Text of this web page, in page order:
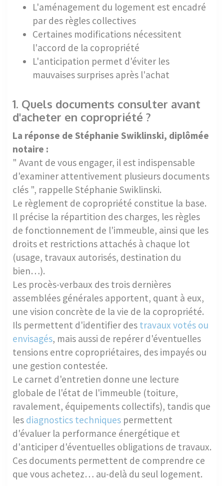
L'aménagement du logement est encadré
par des règles collectives
Certaines modifications nécessitent
l'accord de la copropriété
L'anticipation permet d'éviter les
mauvaises surprises après l'achat
1. Quels documents consulter avant
d'acheter en copropriété ?
La réponse de Stéphanie Swiklinski, diplômée
notaire :
" Avant de vous engager, il est indispensable
d'examiner attentivement plusieurs documents
clés ", rappelle Stéphanie Swiklinski.
Le règlement de copropriété constitue la base.
Il précise la répartition des charges, les règles
de fonctionnement de l'immeuble, ainsi que les
droits et restrictions attachés à chaque lot
(usage, travaux autorisés, destination du
bien…).
Les procès-verbaux des trois dernières
assemblées générales apportent, quant à eux,
une vision concrète de la vie de la copropriété.
Ils permettent d'identifier des travaux votés ou
envisagés, mais aussi de repérer d'éventuelles
tensions entre copropriétaires, des impayés ou
une gestion contestée.
Le carnet d'entretien donne une lecture
globale de l'état de l'immeuble (toiture,
ravalement, équipements collectifs), tandis que
les diagnostics techniques permettent
d'évaluer la performance énergétique et
d'anticiper d'éventuelles obligations de travaux.
Ces documents permettent de comprendre ce
que vous achetez… au-delà du seul logement.